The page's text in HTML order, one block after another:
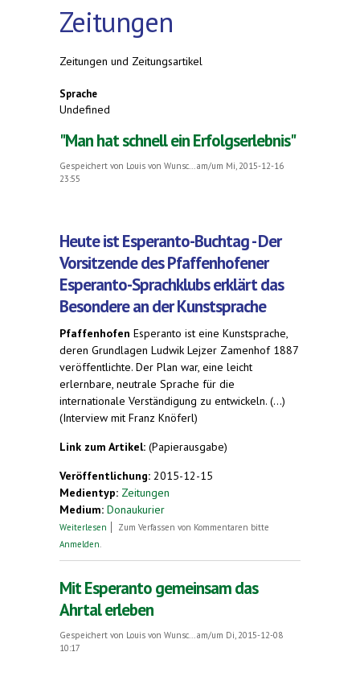
Zeitungen
Zeitungen und Zeitungsartikel
Sprache
Undefined
"Man hat schnell ein Erfolgserlebnis"
Gespeichert von Louis von Wunsc...
am/um Mi, 2015-12-16
23:55
Heute ist Esperanto-Buchtag - Der
Vorsitzende des Pfaffenhofener
Esperanto-Sprachklubs erklärt das
Besondere an der Kunstsprache
Pfaffenhofen Esperanto ist eine Kunstsprache,
deren Grundlagen Ludwik Lejzer Zamenhof 1887
veröffentlichte. Der Plan war, eine leicht
erlernbare, neutrale Sprache für die
internationale Verständigung zu entwickeln. (...)
(Interview mit Franz Knöferl)
Link zum Artikel: (Papierausgabe)
Veröffentlichung: 2015-12-15
Medientyp: Zeitungen
Medium: Donaukurier
Weiterlesen über "Man hat schnell ein Erfolgserlebnis"
Zum Verfassen von Kommentaren bitte
Anmelden
Mit Esperanto gemeinsam das
Ahrtal erleben
Gespeichert von Louis von Wunsc...
am/um Di, 2015-12-08
10:17